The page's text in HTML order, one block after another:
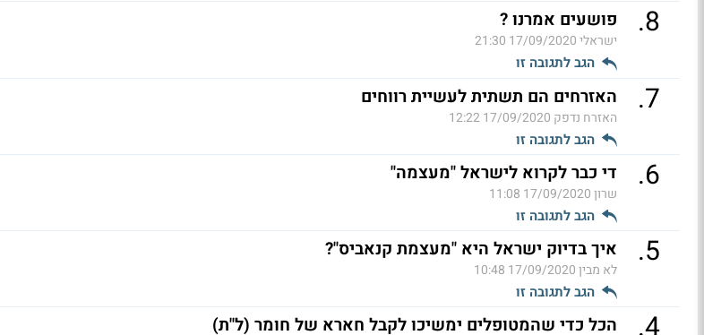
8
. פושעים אמרנו ?
ישראלי17/09/2020 21:30
הגב לתגובה זו
7
. האזרחים הם תשתית לעשיית רווחים
האזרח נדפק 17/09/2020 12:22
הגב לתגובה זו
6
. די כבר לקרוא לישראל "מעצמה"
שרון17/09/2020 11:08
הגב לתגובה זו
5
. איך בדיוק ישראל היא "מעצמת קנאביס"?
לא מבין17/09/2020 10:48
הגב לתגובה זו
הכל כדי שהמטופלים ימשיכו לקבל חארא של חומר (ל"ת)